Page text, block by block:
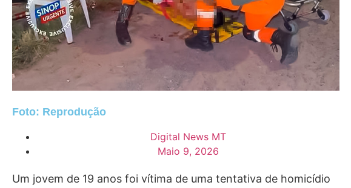
Foto: Reprodução
Digital News MT
Maio 9, 2026
Um jovem de 19 anos foi vítima de uma tentativa de homicídio